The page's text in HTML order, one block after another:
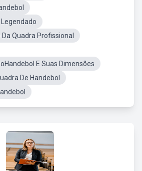
Quadra Profissional
E Suas Dimensões
De Handebol